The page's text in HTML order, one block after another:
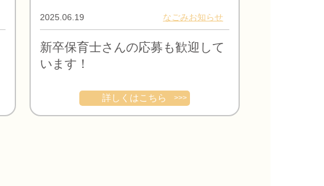
2025.06.19 なごみお知らせ
新卒保育士さんの応募も歓迎して
います！
詳しくはこちら